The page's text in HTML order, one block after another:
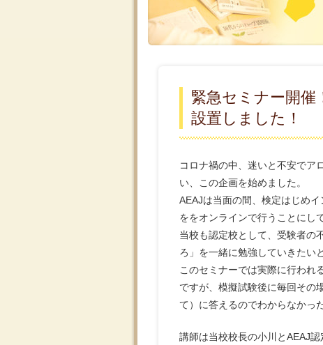
緊急セミナー開催
設置しました！
コロナ禍の中、迷いと不安でア
い、この企画を始めました。
AEAJは当面の間、検定はじめ
ををオンラインで行うことにし
当校も認定校として、受験者の
ろ」を一緒に勉強していきたい
このセミナーでは実際に行われ
ですが、模擬試験後に毎回その
て）に答えるのでわからなかっ
講師は当校校長の小川とAEAJ